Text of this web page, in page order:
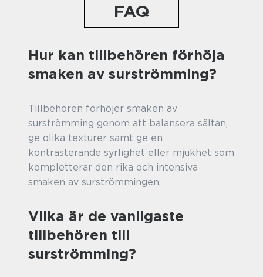
FAQ
Hur kan tillbehören förhöja
smaken av surströmming?
Tillbehören förhöjer smaken av
surströmming genom att balansera sältan,
ge olika texturer samt ge en
kontrasterande syrlighet eller mjukhet som
kompletterar den rika och intensiva
smaken av surströmmingen.
Vilka är de vanligaste
tillbehören till
surströmming?